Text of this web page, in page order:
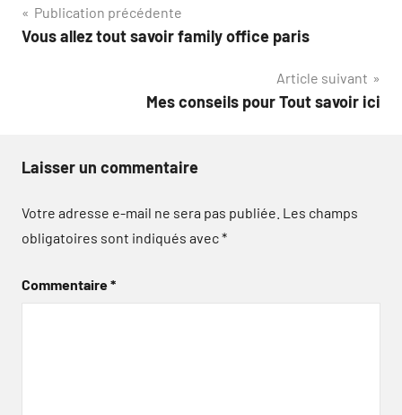
Navigation
de
Publication précédente
Vous allez tout savoir family office paris
Article suivant
Mes conseils pour Tout savoir ici
Laisser un commentaire
Votre adresse e-mail ne sera pas publiée. Les champs
obligatoires sont indiqués avec*
Commentaire*